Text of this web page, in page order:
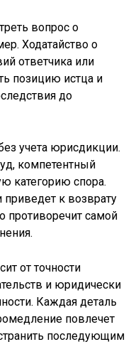
вопрос о
Ходатайство о
ответчика или
позицию истца и
до
учета юрисдикции.
компетентный
категорию спора.
к возврату
противоречит самой
от точности
и юридически
Каждая деталь
повлечет
последующим